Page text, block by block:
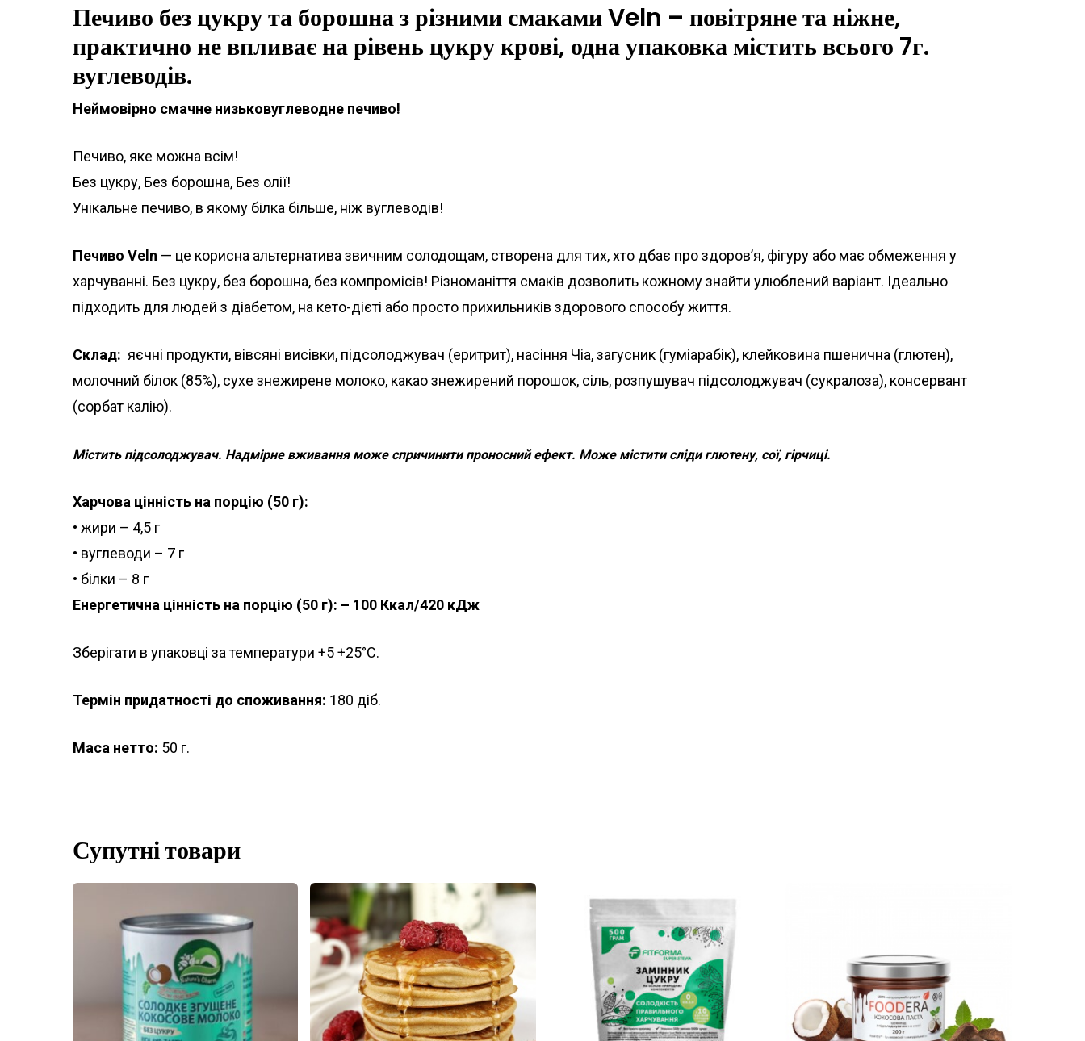
Печиво без цукру та борошна з різними смаками Veln – повітряне та ніжне,
практично не впливає на рівень цукру крові, одна упаковка містить всього 7г.
вуглеводів.
Неймовірно смачне низьковуглеводне печиво!
Печиво, яке можна всім!
Без цукру, Без борошна, Без олії!
Унікальне печиво, в якому білка більше, ніж вуглеводів!
Печиво Veln — це корисна альтернатива звичним солодощам, створена для тих, хто дбає про здоров’я, фігуру або має обмеження у
харчуванні. Без цукру, без борошна, без компромісів! Різноманіття смаків дозволить кожному знайти улюблений варіант. Ідеально
підходить для людей з діабетом, на кето-дієті або просто прихильників здорового способу життя.
Склад: яєчні продукти, вівсяні висівки, підсолоджувач (еритрит), насіння Чіа, загусник (гуміарабік), клейковина пшенична (глютен),
молочний білок (85%), сухе знежирене молоко, какао знежирений порошок, сіль, розпушувач підсолоджувач (сукралоза), консервант
(сорбат калію).
Містить підсолоджувач. Надмірне вживання може спричинити проносний ефект. Може містити сліди глютену, сої, гірчиці.
Харчова цінність на порцію (50 г):
• жири – 4,5 г
• вуглеводи – 7 г
• білки – 8 г
Енергетична цінність на порцію (50 г): – 100 Ккал/420 кДж
Зберігати в упаковці за температури +5 +25°С.
Термін придатності до споживання: 180 діб.
Маса нетто: 50 г.
Супутні товари